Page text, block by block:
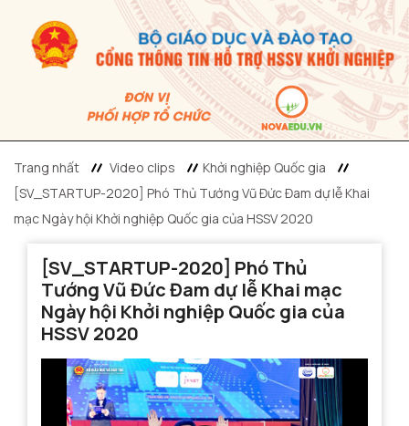
Trang nhất Video clips
Khởi nghiệp Quốc gia
[SV_STARTUP-2020] Phó Thủ Tướng Vũ Đức Đam dự lễ Khai
mạc Ngày hội Khởi nghiệp Quốc gia của HSSV 2020
[SV_STARTUP-2020] Phó Thủ
Tướng Vũ Đức Đam dự lễ Khai mạc
Ngày hội Khởi nghiệp Quốc gia của
HSSV 2020